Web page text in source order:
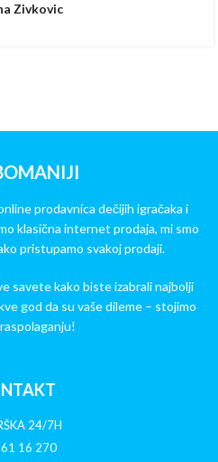
Zivkovic
prodavnica dečijih igračaka i
klasična internet prodaja, mi smo
pristupamo svakoj prodaji.
savete kako biste izabrali najbolji
god da su vaše dileme – stojimo
24/7H
16 270